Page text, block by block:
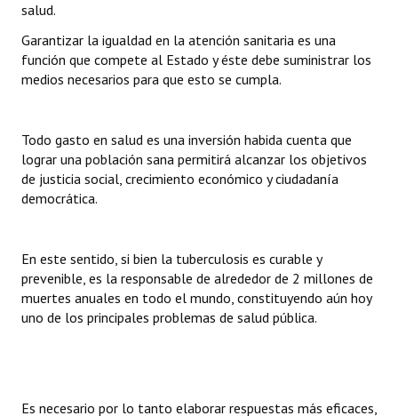
salud.
Garantizar la igualdad en la atención sanitaria es una
función que compete al Estado y éste debe suministrar los
medios necesarios para que esto se cumpla.
Todo gasto en salud es una inversión habida cuenta que
lograr una población sana permitirá alcanzar los objetivos
de justicia social, crecimiento económico y ciudadanía
democrática.
En este sentido, si bien la tuberculosis es curable y
prevenible, es la responsable de alrededor de 2 millones de
muertes anuales en todo el mundo, constituyendo aún hoy
uno de los principales problemas de salud pública.
Es necesario por lo tanto elaborar respuestas más eficaces,